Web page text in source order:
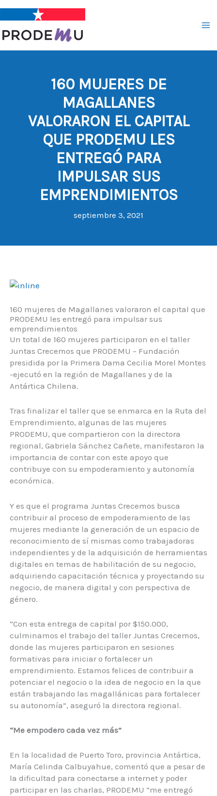
contenido
160 MUJERES DE
MAGALLANES
VALORARON EL CAPITAL
QUE PRODEMU LES
ENTREGÓ PARA
IMPULSAR SUS
EMPRENDIMIENTOS
septiembre 3, 2021
160 mujeres de Magallanes valoraron el capital que
PRODEMU les entregó para impulsar sus
emprendimientos
Un total de 160 mujeres participaron en el taller
Juntas Crecemos que PRODEMU – Fundación
presidida por la Primera Dama Cecilia Morel Montes
-ejecutó en la región de Magallanes y de la
Antártica Chilena.
Tras finalizar el taller que se enmarca en la Ruta del
Emprendimiento, algunas de las mujeres
PRODEMU, que compartieron con la directora
regional, Gabriela Sánchez Cañete, manifestaron la
importancia de contar con este apoyo que
contribuye con su empoderamiento y autonomía
económica.
Y es que el programa Juntas Crecemos busca
contribuir al proceso de empoderamiento de las
mujeres mediante la generación de un espacio de
reconocimiento de sí mismas como trabajadoras
independientes y de la adquisición de herramientas
digitales en temas de habilitación de su negocio,
adquiriendo capacitación técnica y proyectando su
negocio, de manera digital y con perspectiva de
género.
“Con esta entrega de capital por $150.000,
culminamos el trabajo del taller Juntas Crecemos,
donde las mujeres participaron en sesiones
formativas para iniciar o fortalecer un
emprendimiento. Estamos felices de contribuir a
potenciar el negocio o la idea de negocio en la que
están trabajando las magallánicas para fortalecer
su autonomía”, aseguró la directora regional.
“Me empodero cada vez más”
En la localidad de Puerto Toro, provincia Antártica,
María Celinda Calbuyahue, comentó que a pesar de
la dificultad para conectarse a internet y poder
participar en las charlas, PRODEMU “me entregó